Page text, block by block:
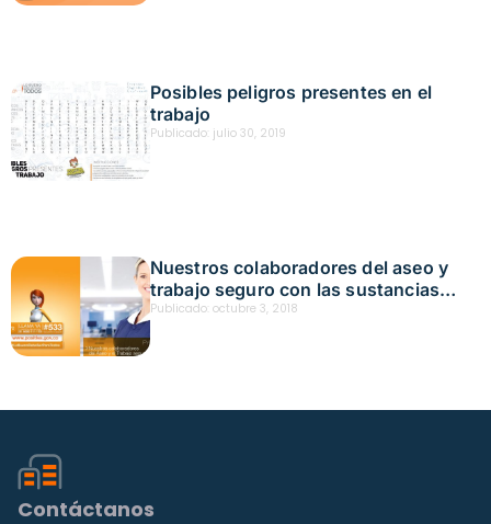
Posibles peligros presentes en el
trabajo
Publicado: julio 30, 2019
Nuestros colaboradores del aseo y
trabajo seguro con las sustancias
químicas
Publicado: octubre 3, 2018
Contáctanos